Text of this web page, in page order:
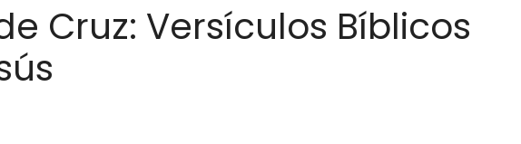
Cruz: Versículos Bíblicos